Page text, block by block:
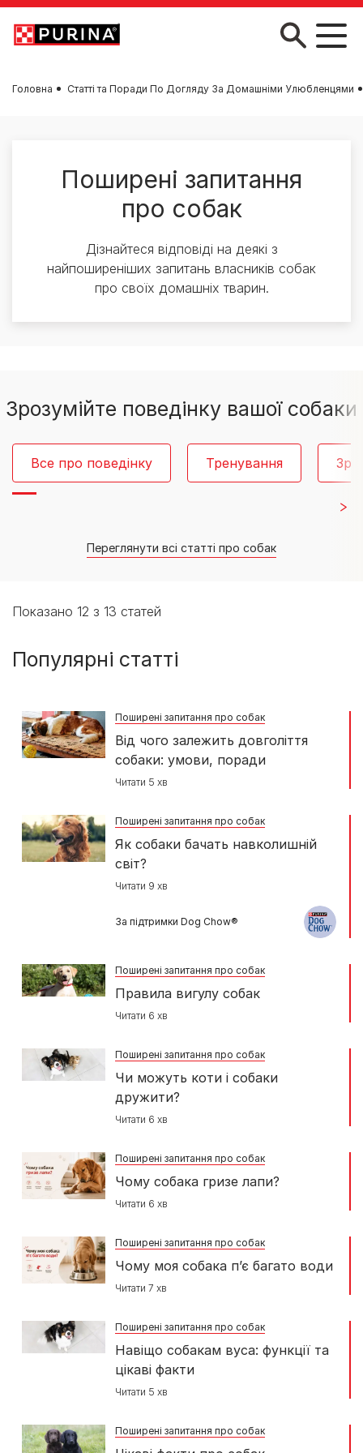
Skip to main content
Головна Статті та Поради По Догляду За Домашніми Улюбленцями
Поширені запитання
про собак
Дізнайтеся відповіді на деякі з
найпоширеніших запитань власників собак
про своїх домашніх тварин.
Зрозумійте поведінку вашої собаки
Все про поведінку Тренування
Переглянути всі статті про собак
Показано 12 з 13 статей
Популярні статті
Поширені запитання про собак
Від чого залежить довголіття
собаки: умови, поради
Читати 5 хв
Поширені запитання про собак
Як собаки бачать навколишній
світ?
Читати 9 хв
За підтримки Dog Chow®
Поширені запитання про собак
Правила вигулу собак
Читати 6 хв
Поширені запитання про собак
Чи можуть коти і собаки
дружити?
Читати 6 хв
Поширені запитання про собак
Чому собака гризе лапи?
Читати 6 хв
Поширені запитання про собак
Чому моя собака п’є багато води
Читати 7 хв
Поширені запитання про собак
Навіщо собакам вуса: функції та
цікаві факти
Читати 5 хв
Поширені запитання про собак